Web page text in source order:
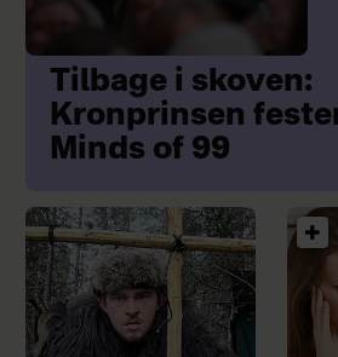
Tilbage i skoven:
Kronprinsen
Minds of 99